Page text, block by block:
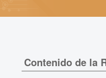
Contenido de la